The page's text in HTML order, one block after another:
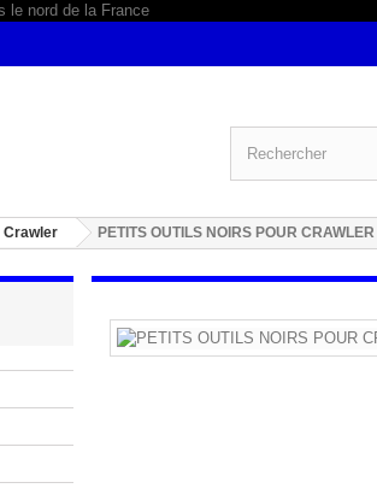
Crawler PETITS OUTILS NOIRS POUR CRAWLER